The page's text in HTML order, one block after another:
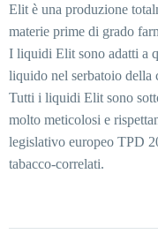
Elit è una produzione
materie prime di grado
I liquidi Elit sono adatti a
liquido nel serbatoio della
Tutti i liquidi Elit sono
molto meticolosi e
legislativo europeo TPD
tabacco-correlati.